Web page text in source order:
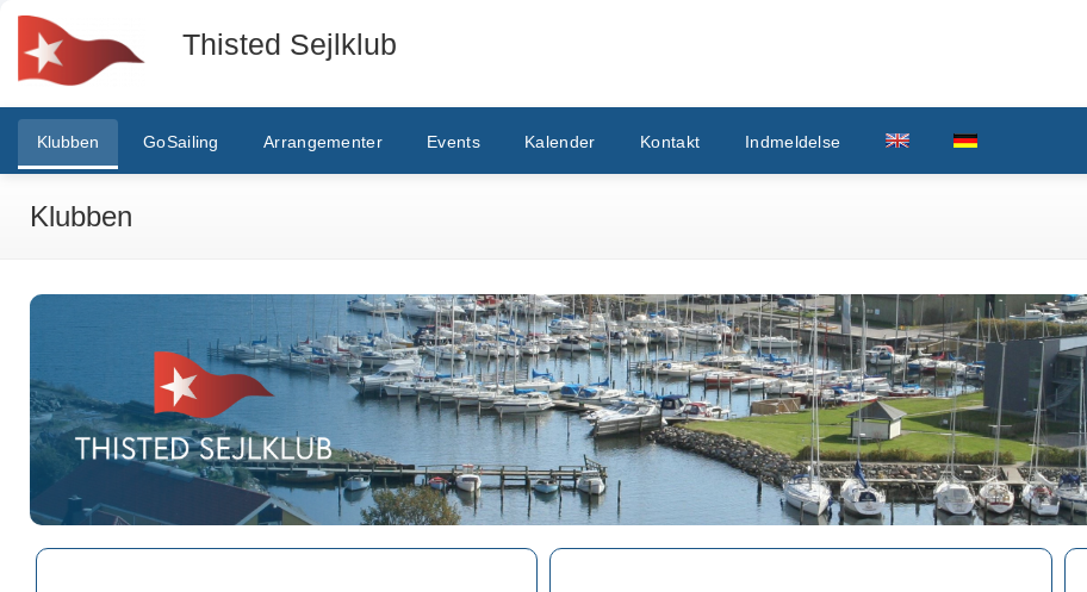
Thisted Sejlklub
Klubben GoSailing Arrangementer Events Kalender Kontakt Indmeldelse
Klubben